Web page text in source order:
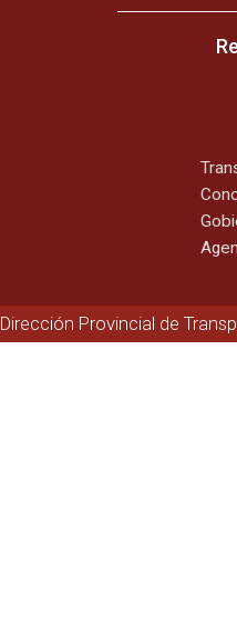
Dirección Provincial de